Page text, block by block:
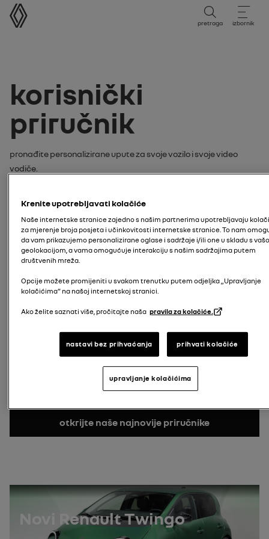
korisnički priručnik
pretraga izbornik
korisnički
priručnik
Pronađite personalizirane upute za svoje vozilo i svoje video
vodiče.
tutorijal po:
model
Pretraži model
registarska oznaka
Pretraži registracijsku oznaku
otkrijte naše najnovije priručnike
Novi Renault Twingo
Krenite upotrebljavati kolačiće
Naše internetske stranice zajedno s našim partnerima upotrebljavaju
za mjerenje broja posjeta i učinkovitosti internetske stranice. To nam
da vam prikazujemo personalizirane oglase i sadržaje i/ili one u skladu s
geolokacijom, a vama omogućuje interakciju s našim sadržajima putem
društvenih mreža.
Opcije možete promijeniti u svakom trenutku putem odjeljka „Upravljanje
kolačićima” na našoj internetskoj stranici.
Ako želite saznati više, pročitajte naša pravila za kolačiće.
nastavi bez prihvaćanja prihvati kolačiće
upravljanje kolačićima